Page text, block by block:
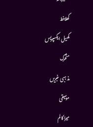
کھلاخط
کھیل ایکسپریس
متحرك
مذہبی خبریں
موسيقى
میرا کالم